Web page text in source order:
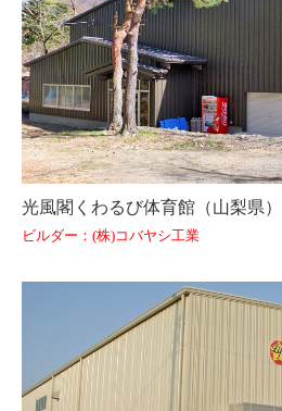
光風閣くわるび体育館（山梨県）
ビルダー：(株)コバヤシ工業